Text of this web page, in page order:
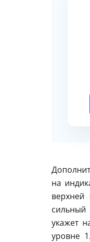
на
сильный
укажет
уровне